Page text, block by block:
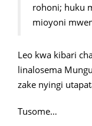
rohoni; huku
mioyoni
Leo kwa kibari
linalosema
zake nyingi
Tusome…